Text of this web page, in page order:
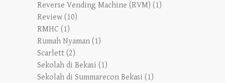
Reverse Vending Machine (RVM) (1)
Review (10)
RMHC (1)
Rumah Nyaman (1)
Scarlett (2)
Sekolah di Bekasi (1)
Sekolah di Summarecon Bekasi (1)